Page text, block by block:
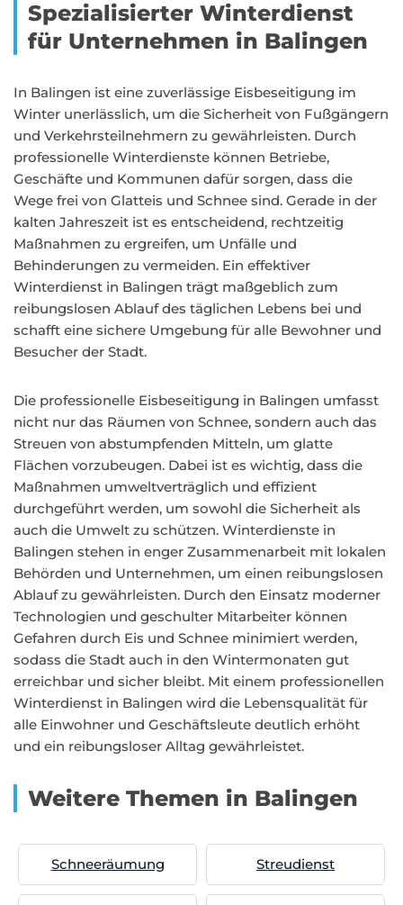
Spezialisierter Winterdienst
für Unternehmen in Balingen
In Balingen ist eine zuverlässige Eisbeseitigung im
Winter unerlässlich, um die Sicherheit von Fußgängern
und Verkehrsteilnehmern zu gewährleisten. Durch
professionelle Winterdienste können Betriebe,
Geschäfte und Kommunen dafür sorgen, dass die
Wege frei von Glatteis und Schnee sind. Gerade in der
kalten Jahreszeit ist es entscheidend, rechtzeitig
Maßnahmen zu ergreifen, um Unfälle und
Behinderungen zu vermeiden. Ein effektiver
Winterdienst in Balingen trägt maßgeblich zum
reibungslosen Ablauf des täglichen Lebens bei und
schafft eine sichere Umgebung für alle Bewohner und
Besucher der Stadt.
Die professionelle Eisbeseitigung in Balingen umfasst
nicht nur das Räumen von Schnee, sondern auch das
Streuen von abstumpfenden Mitteln, um glatte
Flächen vorzubeugen. Dabei ist es wichtig, dass die
Maßnahmen umweltverträglich und effizient
durchgeführt werden, um sowohl die Sicherheit als
auch die Umwelt zu schützen. Winterdienste in
Balingen stehen in enger Zusammenarbeit mit lokalen
Behörden und Unternehmen, um einen reibungslosen
Ablauf zu gewährleisten. Durch den Einsatz moderner
Technologien und geschulter Mitarbeiter können
Gefahren durch Eis und Schnee minimiert werden,
sodass die Stadt auch in den Wintermonaten gut
erreichbar und sicher bleibt. Mit einem professionellen
Winterdienst in Balingen wird die Lebensqualität für
alle Einwohner und Geschäftsleute deutlich erhöht
und ein reibungsloser Alltag gewährleistet.
Weitere Themen in Balingen
Schneeräumung Streudienst